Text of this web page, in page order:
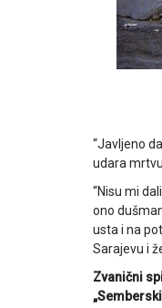
“Javljeno
udara
“Nisu mi
ono
usta i na
Sarajevu i
Zvanični